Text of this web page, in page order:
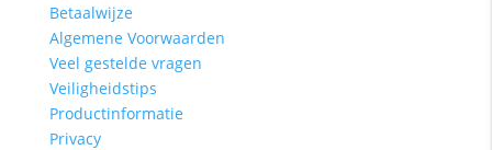
Betaalwijze
Algemene Voorwaarden
Veel gestelde vragen
Veiligheidstips
Productinformatie
Privacy